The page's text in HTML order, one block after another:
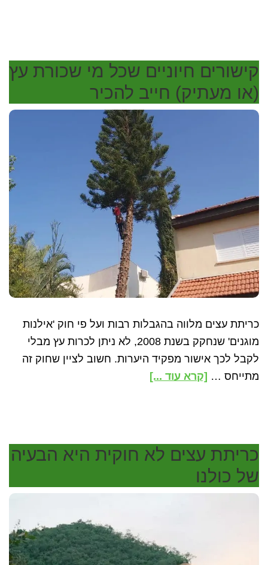
משותף
קישורים חיוניים שכל מי שכורת עץ
(או מעתיק) חייב להכיר
כריתת עצים מלווה בהגבלות רבות ועל פי חוק 'אילנות
מוגנים' שנחקק בשנת 2008, לא ניתן לכרות עץ מבלי
לקבל לכך אישור מפקיד היערות. חשוב לציין שחוק זה
מתייחס … [קרא עוד ...]about
מי
שכורת
חייב
להכיר
כריתת עצים לא חוקית היא הבעיה
של כולנו